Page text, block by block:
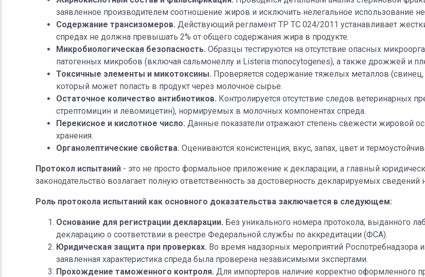
заявленное производителем соотношение жиров и исключить нелегальное использование
Содержание трансизомеров. Действующий регламент ТР ТС 024/2011 устанавливает
спредах не должна превышать 2% от общего содержания жира в продукте.
Микробиологическая безопасность. Образцы тестируются на отсутствие опасных
патогенных микробов (включая сальмонеллу и Listeria monocytogenes), а также дрожжей и
Токсичные элементы и микотоксины. Проверяется содержание тяжелых металлов
который может попасть в продукт через молочное сырье.
Остаточное количество антибиотиков. Контролируется отсутствие следов ветеринарных
стрептомицин и левомицетин), нормируемых в молочных компонентах спреда.
Перекисное и кислотное число. Данные показатели отражают степень свежести жировой
хранения.
Органолептические свойства. Оцениваются консистенция, вкус, запах, цвет и
Протокол испытаний- это не просто формальное приложение к декларации, а главный
законодательство возлагает полную ответственность за достоверность декларируемых сведений
Роль протокола испытаний как основного доказательства заключается в следующем:
Основание для регистрации декларации. Без уникального номера протокола, выданного
декларацию о соответствии в реестре Федеральной службы по аккредитации (ФСА).
Юридическая защита при проверках. Во время надзорных мероприятий Роспотребнадзора
заявленная характеристика спреда была проверена независимыми экспертами.
Прохождение таможенного контроля. Для импортеров наличие корректно оформленного